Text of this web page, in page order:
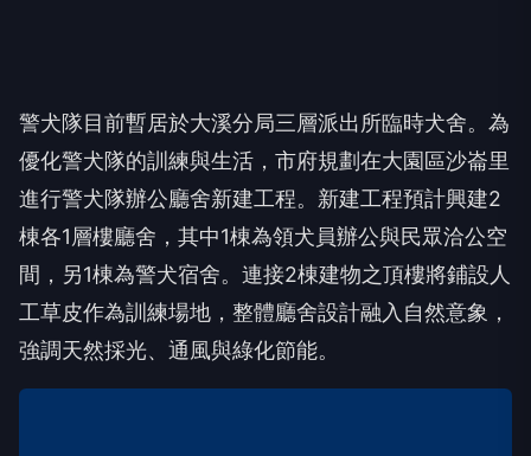
警犬隊目前暫居於大溪分局三層派出所臨時犬舍。為
優化警犬隊的訓練與生活，市府規劃在大園區沙崙里
進行警犬隊辦公廳舍新建工程。新建工程預計興建2
棟各1層樓廳舍，其中1棟為領犬員辦公與民眾洽公空
間，另1棟為警犬宿舍。連接2棟建物之頂樓將鋪設人
工草皮作為訓練場地，整體廳舍設計融入自然意象，
強調天然採光、通風與綠化節能。